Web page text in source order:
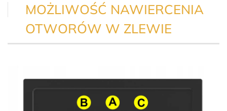
MOŻLIWOŚĆ NAWIERCENIA
OTWORÓW W ZLEWIE